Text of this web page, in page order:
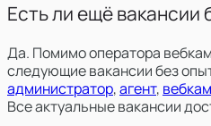
Есть ли ещё вакансии
Да. Помимо оператора
следующие вакансии без
администратор,агент,
Все актуальные вакансии